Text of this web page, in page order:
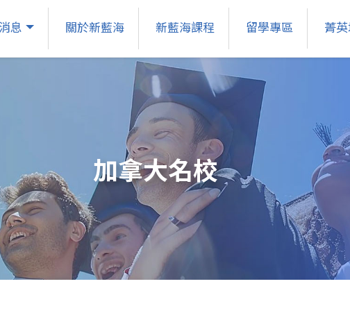
息 關於新藍海 新藍海課程 留學專區 菁
加拿大名校